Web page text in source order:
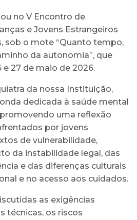
no V Encontro de
e Jovens Estrangeiros
sob o mote “Quanto tempo,
da autonomia”, que
27 de maio de 2026.
da nossa Instituição,
dedicada à saúde mental
uma reflexão
por jovens
de vulnerabilidade,
da instabilidade legal, das
e das diferenças culturais
e no acesso aos cuidados.
as exigências
técnicas, os riscos